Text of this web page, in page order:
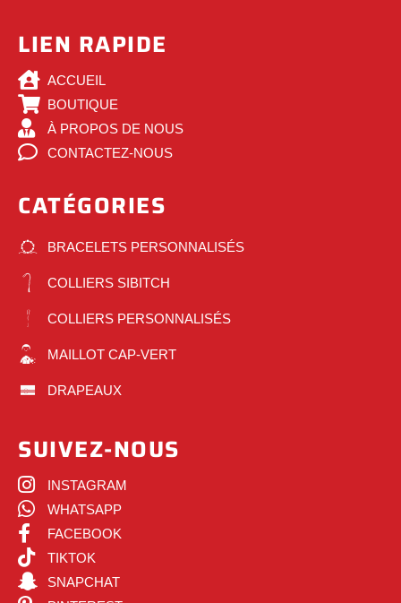
LIEN RAPIDE
ACCUEIL
BOUTIQUE
À PROPOS DE NOUS
CONTACTEZ-NOUS
CATÉGORIES
BRACELETS PERSONNALISÉS
COLLIERS SIBITCH
COLLIERS PERSONNALISÉS
MAILLOT CAP-VERT
DRAPEAUX
SUIVEZ-NOUS
INSTAGRAM
WHATSAPP
FACEBOOK
TIKTOK
SNAPCHAT